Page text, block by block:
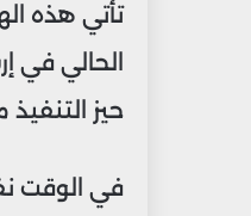
تأتي هذه
الحالي
حيز
في الوقت